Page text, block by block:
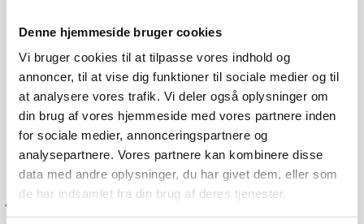
Denne hjemmeside bruger cookies
Vi bruger cookies til at tilpasse vores indhold og
annoncer, til at vise dig funktioner til sociale medier og til
at analysere vores trafik. Vi deler også oplysninger om
din brug af vores hjemmeside med vores partnere inden
for sociale medier, annonceringspartnere og
analysepartnere. Vores partnere kan kombinere disse
data med andre oplysninger, du har givet dem, eller som
de har indsamlet fra din brug af deres tjenester.
Dag-til-dag levering
Lagervarer leveres med 95% sandsynlighed allerede den
første hverdag efter din bestilling, såfremt du har bestilt
inden klokken 13.30.